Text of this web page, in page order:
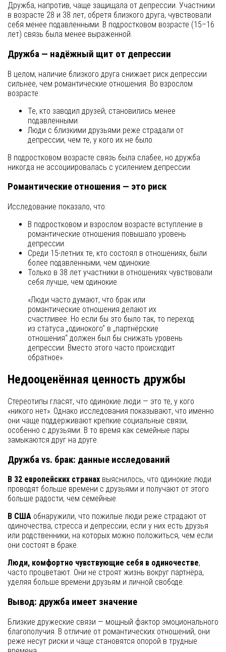
Дружба, напротив, чаще защищала от депрессии. Участники
в возрасте 28 и 38 лет, обретя близкого друга, чувствовали
себя менее подавленными. В подростковом возрасте (15–16
лет) связь была менее выраженной.
Дружба — надёжный щит от депрессии
В целом, наличие близкого друга снижает риск депрессии
сильнее, чем романтические отношения. Во взрослом
возрасте:
Те, кто заводил друзей, становились менее
подавленными.
Люди с близкими друзьями реже страдали от
депрессии, чем те, у кого их не было.
В подростковом возрасте связь была слабее, но дружба
никогда не ассоциировалась с усилением депрессии.
Романтические отношения — это риск
Исследование показало, что:
В подростковом и взрослом возрасте вступление в
романтические отношения повышало уровень
депрессии.
Среди 15-летних те, кто состоял в отношениях, были
более подавленными, чем одинокие.
Только в 38 лет участники в отношениях чувствовали
себя лучше, чем одинокие.
«Люди часто думают, что брак или
романтические отношения делают их
счастливее. Но если бы это было так, то переход
из статуса „одинокого“ в „партнёрские
отношения“ должен был бы снижать уровень
депрессии. Вместо этого часто происходит
обратное».
Недооценённая ценность дружбы
Стереотипы гласят, что одинокие люди — это те, у кого
«никого нет». Однако исследования показывают, что именно
они чаще поддерживают крепкие социальные связи,
особенно с друзьями. В то время как семейные пары
замыкаются друг на друге.
Дружба vs. брак: данные исследований
В 32 европейских странах выяснилось, что одинокие люди
проводят больше времени с друзьями и получают от этого
больше радости, чем семейные.
В США обнаружили, что пожилые люди реже страдают от
одиночества, стресса и депрессии, если у них есть друзья
или родственники, на которых можно положиться, чем если
они состоят в браке.
Люди, комфортно чувствующие себя в одиночестве,
часто процветают. Они не строят жизнь вокруг партнёра,
уделяя больше времени друзьям и личной свободе.
Вывод: дружба имеет значение
Близкие дружеские связи — мощный фактор эмоционального
благополучия. В отличие от романтических отношений, они
реже несут риски и чаще становятся опорой в трудные